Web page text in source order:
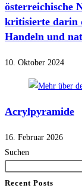
österreichische
kritisierte darin
Handeln und
10. Oktober 2024
Acrylpyramide
16. Februar 2026
Suchen
Recent Posts